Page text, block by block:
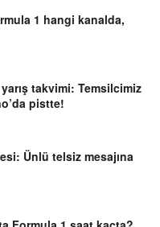
1 hangi kanalda,
takvimi: Temsilcimiz
pistte!
Ünlü telsiz mesajına